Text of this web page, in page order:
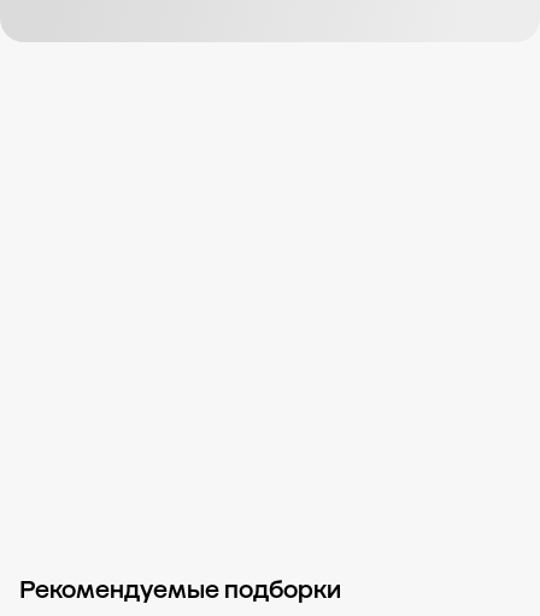
Рекомендуемые подборки
Новости компании Журнал ЗОЛОТОЙ Блог